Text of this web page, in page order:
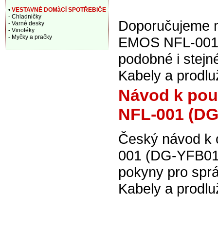
Doporučujeme
EMOS NFL-
podobné i
Kabely a
Návod k
NFL-001
Český návod k
001 (DG-
pokyny pro
Kabely a
• VESTAVNÉ DOMàCÍ SPOTŘEBIČE
- Chladničky
- Varné desky
- Vinotéky
- Myčky a pračky